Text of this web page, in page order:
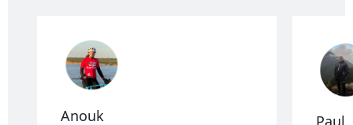
Anouk